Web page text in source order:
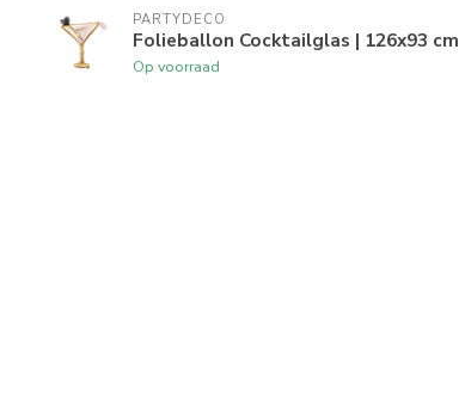
PARTYDECO
Folieballon Cocktailglas | 126x93 cm
Op voorraad